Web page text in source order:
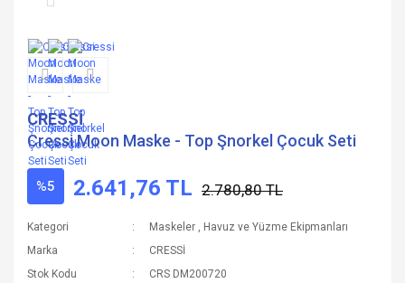
CRESSİ
Cressi Moon Maske - Top Şnorkel Çocuk Seti
%5 2.641,76 TL 2.780,80 TL
Kategori Maskeler , Havuz ve Yüzme Ekipmanları
Marka
CRESSİ
Stok Kodu
CRS DM200720